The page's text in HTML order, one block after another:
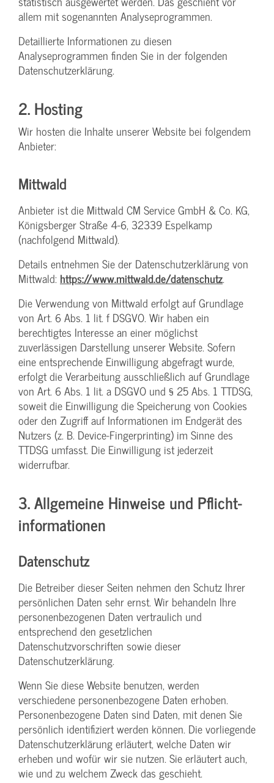
allem mit sogenannten Analyseprogrammen.
Detaillierte Informationen zu diesen
Analyseprogrammen finden Sie in der folgenden
Datenschutzerklärung.
2. Hosting
Wir hosten die Inhalte unserer Website bei folgendem
Anbieter:
Mittwald
Anbieter ist die Mittwald CM Service GmbH & Co. KG,
Königsberger Straße 4-6, 32339 Espelkamp
(nachfolgend Mittwald).
Details entnehmen Sie der Datenschutzerklärung von
Mittwald: https://www.mittwald.de/datenschutz.
Die Verwendung von Mittwald erfolgt auf Grundlage
von Art. 6 Abs. 1 lit. f DSGVO. Wir haben ein
berechtigtes Interesse an einer möglichst
zuverlässigen Darstellung unserer Website. Sofern
eine entsprechende Einwilligung abgefragt wurde,
erfolgt die Verarbeitung ausschließlich auf Grundlage
von Art. 6 Abs. 1 lit. a DSGVO und § 25 Abs. 1 TTDSG,
soweit die Einwilligung die Speicherung von Cookies
oder den Zugriff auf Informationen im Endgerät des
Nutzers (z. B. Device-Fingerprinting) im Sinne des
TTDSG umfasst. Die Einwilligung ist jederzeit
widerrufbar.
3. Allgemeine Hinweise und Pflicht­
informationen
Datenschutz
Die Betreiber dieser Seiten nehmen den Schutz Ihrer
persönlichen Daten sehr ernst. Wir behandeln Ihre
personenbezogenen Daten vertraulich und
entsprechend den gesetzlichen
Datenschutzvorschriften sowie dieser
Datenschutzerklärung.
Wenn Sie diese Website benutzen, werden
verschiedene personenbezogene Daten erhoben.
Personenbezogene Daten sind Daten, mit denen Sie
persönlich identifiziert werden können. Die vorliegende
Datenschutzerklärung erläutert, welche Daten wir
erheben und wofür wir sie nutzen. Sie erläutert auch,
wie und zu welchem Zweck das geschieht.